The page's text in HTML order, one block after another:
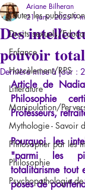
Toutes les
Droits sexuels/
Enfance
Harcèlement/RPS
Littérature
Manipulation/
Mythologie - Savoir
Philosopher par les
Philosophie
Psychopathologie
Des
pouvoir
Ariane Bilheran
21 janv. 2025 9
Dernière mise à jour :
Article de Nadia
Philosophie
Professeurs,
Pourquoi les
"parmi les
totalitarisme tout
poses de